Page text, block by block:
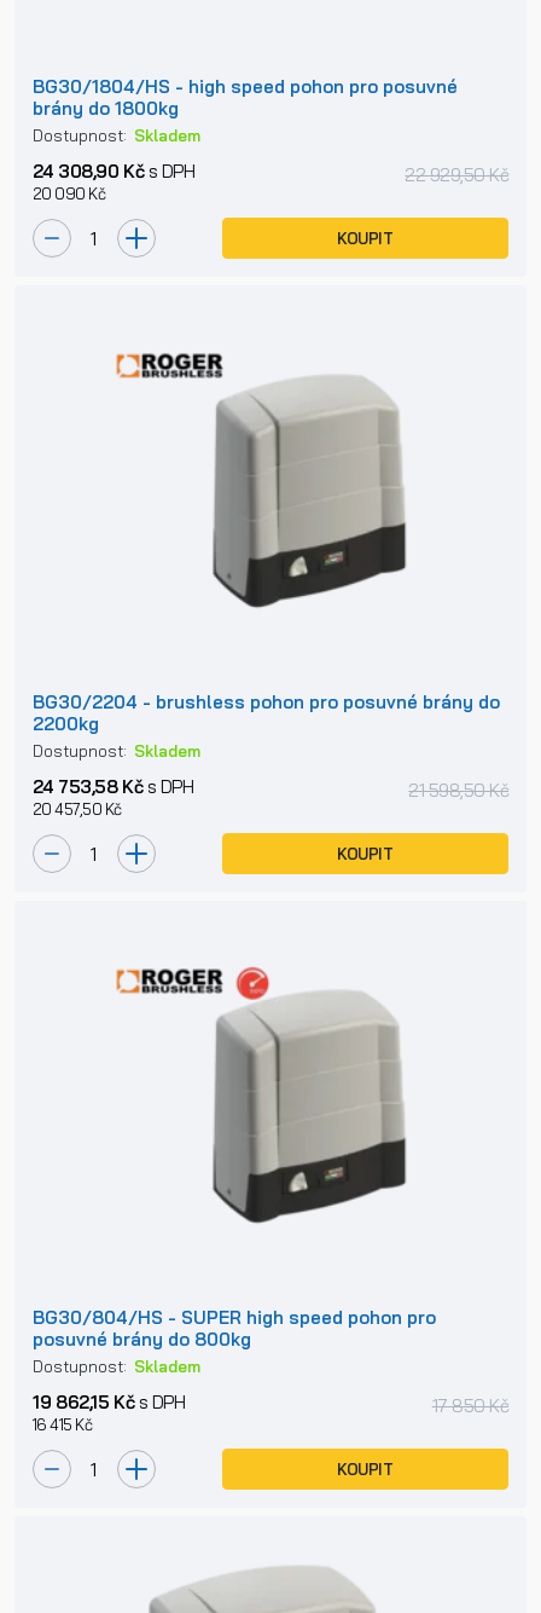
BG30/1804/HS - high speed pohon pro posuvné
brány do 1800kg
Dostupnost: Skladem
24 308,90 Kčs DPH
20 090 Kč
22 929,50 Kč
KOUPIT
BG30/2204 - brushless pohon pro posuvné brány do
2200kg
Dostupnost: Skladem
24 753,58 Kčs DPH
20 457,50 Kč
21 598,50 Kč
KOUPIT
BG30/804/HS - SUPER high speed pohon pro
posuvné brány do 800kg
Dostupnost: Skladem
19 862,15 Kčs DPH
16 415 Kč
17 850 Kč
KOUPIT